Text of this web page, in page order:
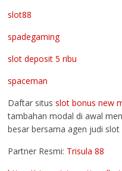
slot88
spadegaming
slot deposit 5 ribu
spaceman
Daftar situsslot bonus new
tambahan modal di awal
besar bersama agen judi slot
Partner Resmi: Trisula 88